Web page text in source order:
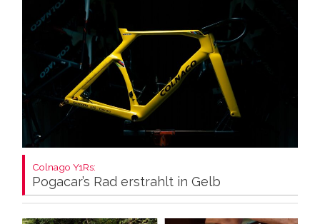
Colnago Y1Rs:
Pogacar’s Rad erstrahlt in Gelb